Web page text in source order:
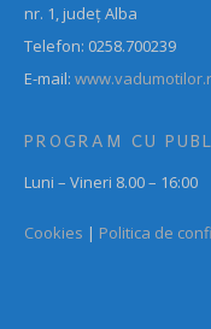
nr. 1, județ Alba
Telefon: 0258.700239
E-mail:
PROGRAM CU
Luni – Vineri 8.00 – 16:00
Cookies | Politica de